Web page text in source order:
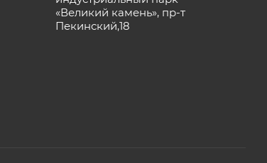
«Великий камень», пр-т
Пекинский,18